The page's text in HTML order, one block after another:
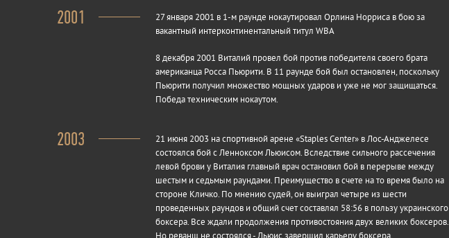
2001
27 января 2001 в 1-м раунде нокаутировал Орлина Норриса в бою за
вакантный интерконтинентальный титул WBA
8 декабря 2001 Виталий провел бой против победителя своего брата
американца Росса Пьюрити. В 11 раунде бой был остановлен, поскольку
Пьюрити получил множество мощных ударов и уже не мог защищаться.
Победа техническим нокаутом.
2003
21 июня 2003 на спортивной арене «Staples Center» в Лос-Анджелесе
состоялся бой с Ленноксом Льюисом. Вследствие сильного рассечения
левой брови у Виталия главный врач остановил бой в перерыве между
шестым и седьмым раундами. Преимущество в счете на то время было на
стороне Кличко. По мнению судей, он выиграл четыре из шести
проведенных раундов и общий счет составлял 58:56 в пользу украинского
боксера. Все ждали продолжения противостояния двух великих боксеров.